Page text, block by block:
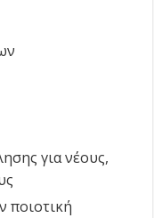
για νέους,
ποιοτική